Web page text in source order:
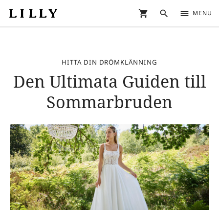
shopping_cart search menu MENU
HITTA DIN DRÖMKLÄNNING
Den Ultimata Guiden till
Sommarbruden